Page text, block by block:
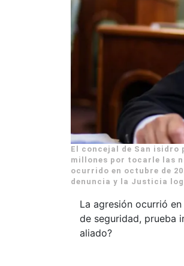
El concejal de San isidro
millones por tocarle las
ocurrido en octubre de
denuncia y la Justicia
La agresión ocurrió
de seguridad, prueba
aliado?